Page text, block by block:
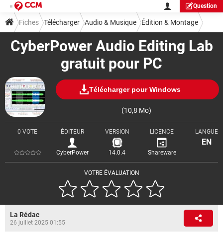
Question
CyberPower Audio Editing Lab
gratuit pour PC
Télécharger pour Windows
(10,8 Mo)
VOTRE ÉVALUATION
0 VOTE ÉDITEUR
CyberPower
VERSION
14.0.4
LICENCE
Shareware
LANGUE
EN
Fiches Télécharger Audio & Musique Édition & Montage
La Rédac
26 juillet 2025 01:55